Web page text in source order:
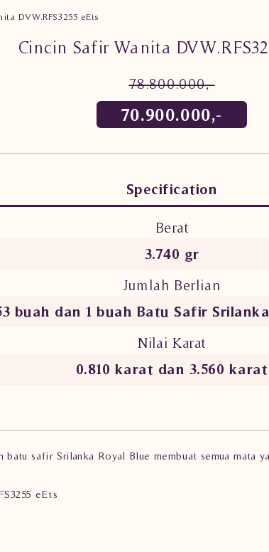
DVW.RFS3255 eEts
Cincin Safir Wanita
78.800.000,-
70.900.000,-
Specification
Berat
3.740 gr
Jumlah Berlian
buah dan 1 buah Batu Safir
Nilai Karat
0.810 karat dan 3.560 karat
safir Srilanka Royal Blue membuat semua mata
eEts
Royal Blue